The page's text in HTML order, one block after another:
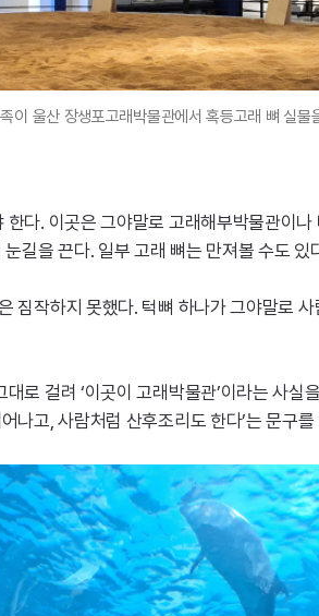
이 울산 장생포고래박물관에서 혹등고래 뼈 실물
다. 이곳은 그야말로 고래해부박물관이
길을 끈다. 일부 고래 뼈는 만져볼 수도 있
짐작하지 못했다. 턱뼈 하나가 그야말로
로 걸려 ‘이곳이 고래박물관’이라는 사
나고, 사람처럼 산후조리도 한다’는 문구